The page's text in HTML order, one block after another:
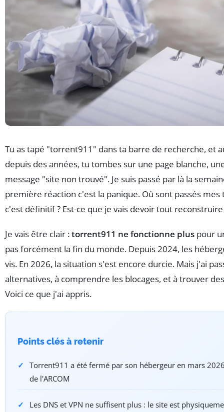
Tu as tapé "torrent911" dans ta barre de recherche, et
depuis des années, tu tombes sur une page blanche,
message "site non trouvé". Je suis passé par là la
première réaction c'est la panique. Où sont passés mes
c'est définitif ? Est-ce que je vais devoir tout reconstruire
Je vais être clair :torrent911 ne fonctionne plus pour
pas forcément la fin du monde. Depuis 2024, les
vis. En 2026, la situation s'est encore durcie. Mais j'ai
alternatives, à comprendre les blocages, et à trouver
Voici ce que j'ai appris.
Points clés à retenir
Torrent911 a été fermé par son hébergeur en mars
de l'ARCOM
Les DNS et VPN ne suffisent plus : le site est